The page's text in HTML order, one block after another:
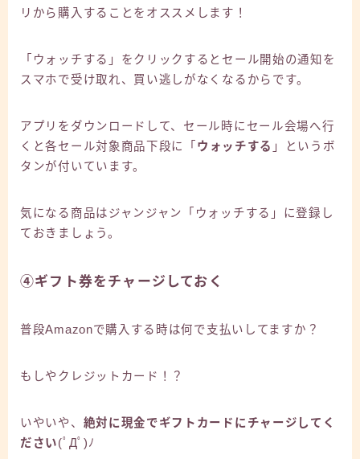
リから購入することをオススメします！
「ウォッチする」をクリックするとセール開始の通知を
スマホで受け取れ、買い逃しがなくなるからです。
アプリをダウンロードして、セール時にセール会場へ行
くと各セール対象商品下段に「 ウォッチする 」というボ
タンが付いています。
気になる商品はジャンジャン「ウォッチする」に登録し
ておきましょう。
④ギフト券をチャージしておく
普段Amazonで購入する時は何で支払いしてますか？
もしやクレジットカード！？
いやいや、 絶対に現金でギフトカードにチャージしてく
ださい(ﾟДﾟ)ﾉ